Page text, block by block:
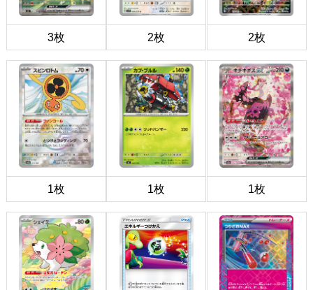
3枚 2枚 2枚
1枚 1枚 1枚